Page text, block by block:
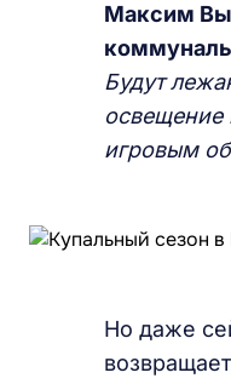
Максим
Будут
освещение
игровым
Но даже